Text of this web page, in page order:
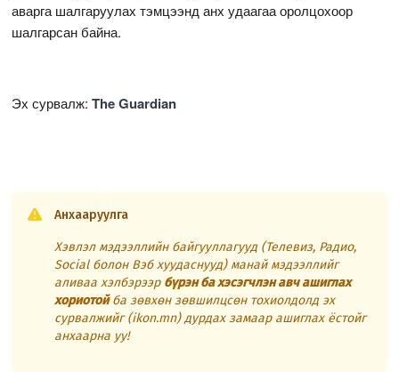
аварга шалгаруулах тэмцээнд анх удаагаа оролцохоор
шалгарсан байна.
Эх сурвалж:The Guardian
Анхааруулга
Хэвлэл мэдээллийн байгууллагууд (Телевиз, Радио,
Social болон Вэб хуудаснууд) манай мэдээллийг
аливаа хэлбэрээр бүрэн ба хэсэгчлэн авч ашиглах
хориотойба зөвхөн зөвшилцсөн тохиолдолд эх
сурвалжийг (ikon.mn) дурдах замаар ашиглах ёстойг
анхаарна уу!